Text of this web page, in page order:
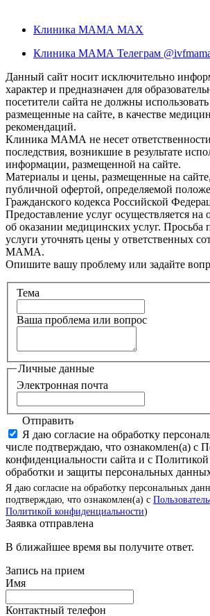
Клиника МАМА MAX
Клиника МАМА Телеграм
Данный сайт носит исключительно
характер и предназначен для
посетители сайта не должны
размещенные на сайте, в качестве
рекомендаций.
Клиника МАМА не несет
последствия, возникшие в результате
информации, размещенной на сайте.
Материалы и цены, размещенные на
публичной офертой, определяемой
Гражданского кодекса Российской
Предоставление услуг осуществляется на
об оказании медицинских услуг. Просьба
услуги уточнять цены у ответственных
МАМА.
Опишите вашу проблему или задайте
Тема
Ваша проблема или вопрос
Личные данные
Электронная почта
Отправить
Я даю согласие на обработку
числе подтверждаю, что ознакомлен(а) с
конфиденциальности сайта и с
обработки и защиты персональных
Я даю согласие на обработку персональных
подтверждаю, что ознакомлен(а) с
Политикой конфиденциальности)
Заявка отправлена
В ближайшее время вы получите ответ.
Запись на прием
Имя
Контактный телефон